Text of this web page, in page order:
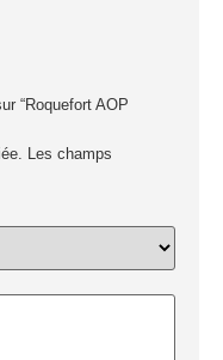
“Roquefort AOP
Les champs